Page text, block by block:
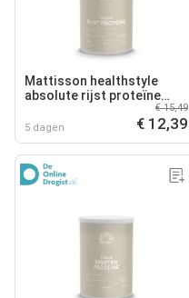
Mattisson healthstyle
absolute rijst proteïne
5 dagen
€ 15,49
€ 12,39